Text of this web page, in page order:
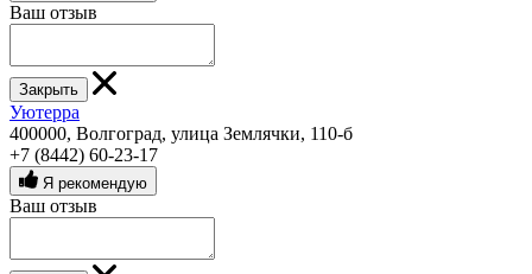
Ваш отзыв
Закрыть
Уютерра
400000, Волгоград, улица Землячки, 110-б
+7 (8442) 60-23-17
Я рекомендую
Ваш отзыв